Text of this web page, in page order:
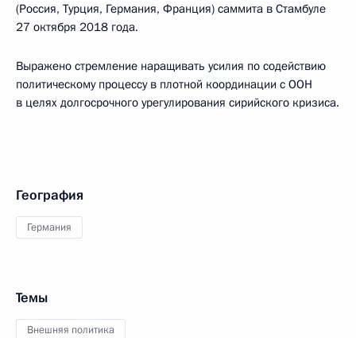
(Россия, Турция, Германия, Франция) саммита в Стамбуле
27 октября 2018 года.
Выражено стремление наращивать усилия по содействию
политическому процессу в плотной координации с ООН
в целях долгосрочного урегулирования сирийского кризиса.
География
Германия
Темы
Внешняя политика